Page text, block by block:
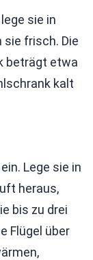
sie in
sie frisch. Die
beträgt etwa
kalt
Lege sie in
heraus,
bis zu drei
Flügel über